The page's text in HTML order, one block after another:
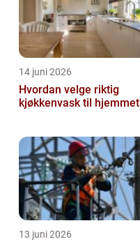
14 juni 2026
Hvordan velge riktig
kjøkkenvask til hjemmet
13 juni 2026